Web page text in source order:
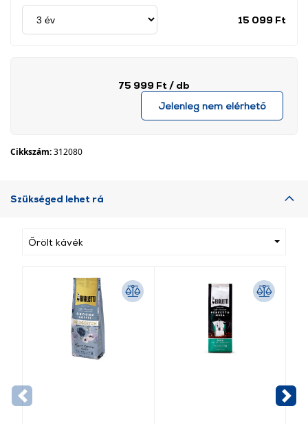
15 099 Ft
75 999 Ft / db
Jelenleg nem elérhető
Cikkszám:312080
Szükséged lehet rá
Őrölt kávék